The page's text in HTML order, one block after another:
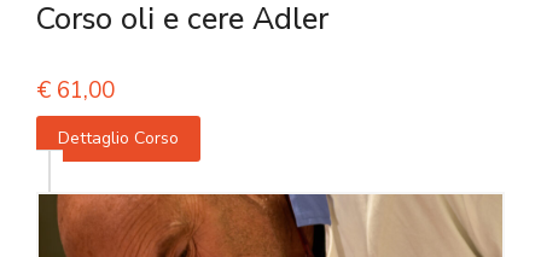
Corso oli e cere Adler
€ 61,00
Dettaglio Corso